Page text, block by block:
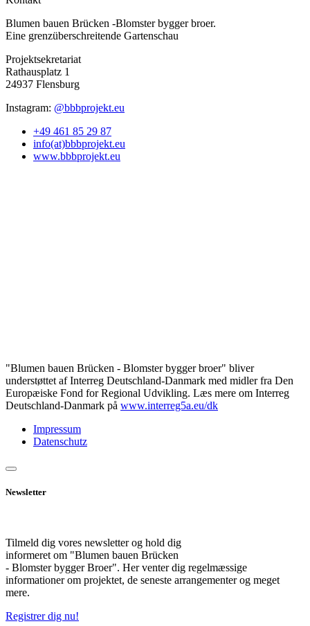
Blumen bauen Brücken -Blomster bygger broer.
Eine grenzüberschreitende Gartenschau
Projektsekretariat
Rathausplatz 1
24937 Flensburg
Instagram: @bbbprojekt.eu
+49 461 85 29 87
info(at)bbbprojekt.eu
www.bbbprojekt.eu
"Blumen bauen Brücken - Blomster bygger broer" bliver
understøttet af Interreg Deutschland-Danmark med midler fra Den
Europæiske Fond for Regional Udvikling. Læs mere om Interreg
Deutschland-Danmark på www.interreg5a.eu/dk
Impressum
Datenschutz
Newsletter
Tilmeld dig vores newsletter og hold dig
informeret om "Blumen bauen Brücken
- Blomster bygger Broer". Her venter dig regelmæssige
informationer om projektet, de seneste arrangementer og meget
mere.
Registrer dig nu!